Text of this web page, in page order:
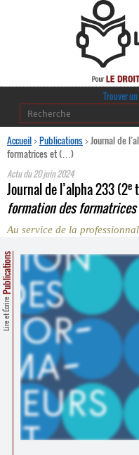
Trouver
Accueil>Publications>Journal de
formatrices et (…)
Actu du20 juin 2024
Journal de l’alpha 233 (2e
formation des
Au service de la
Lire et Écrire
Publications